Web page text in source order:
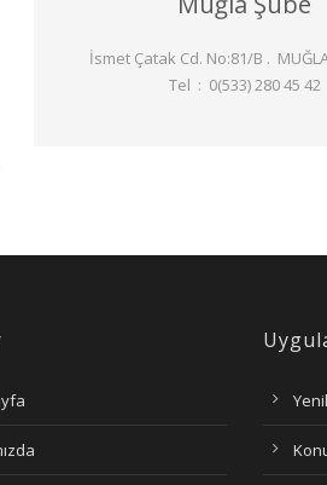
İsmet Çatak Cd. No:81/B .
Tel : 0(533) 280 45 42